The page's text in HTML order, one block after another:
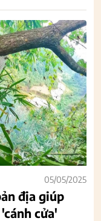
05/05/2025
địa giúp
cửa'